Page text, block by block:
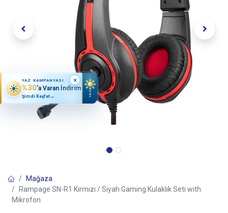
Mağaza
Rampage SN-R1 Kırmızı / Siyah Gaming Kulaklık Seti with
Mikrofon
YAZ KAMPANYASI
%30'a Varan İndirim
Şimdi Keşfet→ YAZ
×